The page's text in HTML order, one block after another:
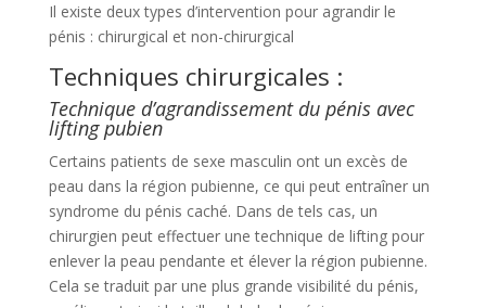
Il existe deux types d’intervention pour agrandir le
pénis : chirurgical et non-chirurgical
Techniques chirurgicales :
Technique d’agrandissement du pénis avec
lifting pubien
Certains patients de sexe masculin ont un excès de
peau dans la région pubienne, ce qui peut entraîner un
syndrome du pénis caché. Dans de tels cas, un
chirurgien peut effectuer une technique de lifting pour
enlever la peau pendante et élever la région pubienne.
Cela se traduit par une plus grande visibilité du pénis,